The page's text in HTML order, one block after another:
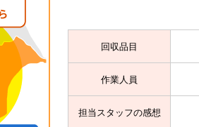
回収品目
作業人員
担当スタッフの感想